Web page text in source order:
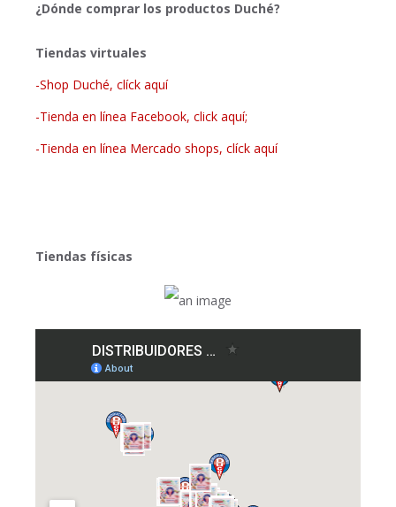
¿Dónde comprar los productos Duché?
Tiendas virtuales
-Shop Duché, clíck aquí
-Tienda en línea Facebook, click aquí;
-Tienda en línea Mercado shops, clíck aquí
Tiendas físicas